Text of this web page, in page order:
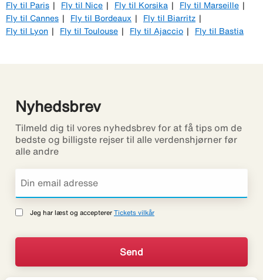
Fly til Paris Fly til Nice Fly til Korsika
Fly til Marseille
Fly til Cannes
Fly til Bordeaux
Fly til Biarritz
Fly til Lyon
Fly til Toulouse Fly til Ajaccio Fly til Bastia
Nyhedsbrev
Tilmeld dig til vores nyhedsbrev for at få tips om de
bedste og billigste rejser til alle verdenshjørner før
alle andre
Jeg har læst og accepterer Tickets vilkår